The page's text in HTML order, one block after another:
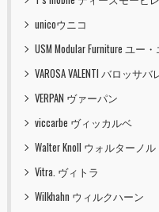
unicoウニコ
USM Modular Furniture ユー
VAROSA VALENTI バロッサ
VERPAN ヴァーパン
viccarbe ヴィッカルベ
Walter Knoll ウォルターノル
Vitra. ヴィトラ
Wilkhahn ウィルクハーン